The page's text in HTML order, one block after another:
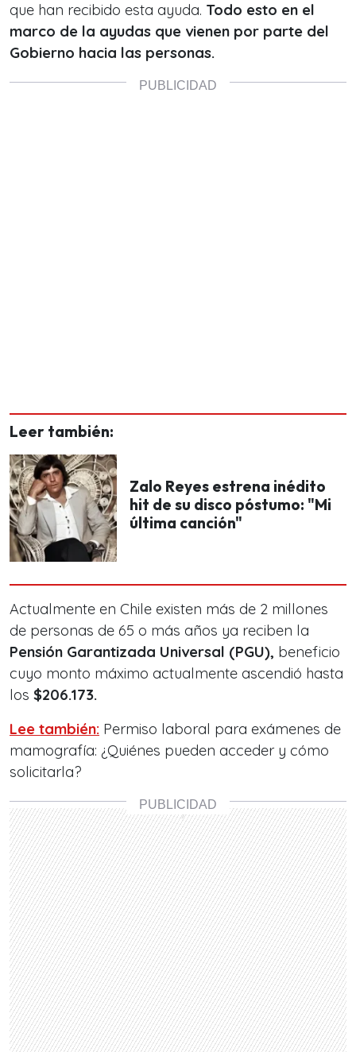
que han recibido esta ayuda. Todo esto en el
marco de la ayudas que vienen por parte del
Gobierno hacia las personas.
Leer también:
Zalo Reyes estrena inédito
hit de su disco póstumo: "Mi
última canción"
Actualmente en Chile existen más de 2 millones
de personas de 65 o más años ya reciben la
Pensión Garantizada Universal (PGU), beneficio
cuyo monto máximo actualmente ascendió hasta
los $206.173.
Lee también: Permiso laboral para exámenes de
mamografía: ¿Quiénes pueden acceder y cómo
solicitarla?